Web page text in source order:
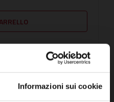
Informazioni sui cookie